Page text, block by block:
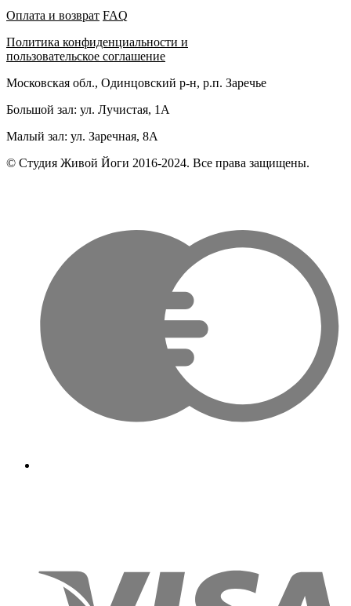
Оплата и возврат FAQ
Политика конфиденциальности и
пользовательское соглашение
Московская обл., Одинцовский р-н, р.п. Заречье
Большой зал: ул. Лучистая, 1А
Малый зал: ул. Заречная, 8А
© Студия Живой Йоги 2016-2024. Все права защищены.